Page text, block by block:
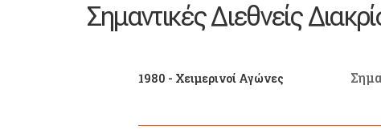
Σημαντικές Διεθνείς
1980 - Χειμερινοί Αγώνες